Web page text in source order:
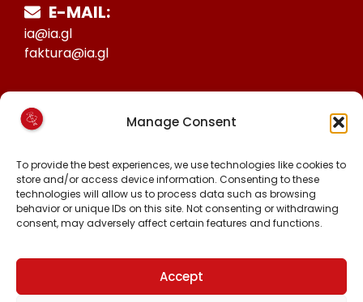
Manage Consent
To provide the best experiences, we use technologies like cookies to
store and/or access device information. Consenting to these
technologies will allow us to process data such as browsing
behavior or unique IDs on this site. Not consenting or withdrawing
consent, may adversely affect certain features and functions.
Accept
E-MAIL:
ia@ia.gl
faktura@ia.gl
25027388
KONTO NR:
6471-1511626
MALINNAAVIGISIGUT
TIKTOK